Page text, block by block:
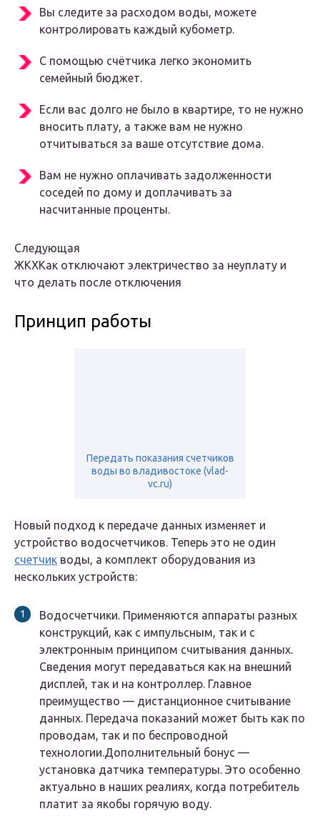
Вы следите за расходом воды, можете
контролировать каждый кубометр.
С помощью счётчика легко экономить
семейный бюджет.
Если вас долго не было в квартире, то не нужно
вносить плату, а также вам не нужно
отчитываться за ваше отсутствие дома.
Вам не нужно оплачивать задолженности
соседей по дому и доплачивать за
насчитанные проценты.
Следующая
ЖКХКак отключают электричество за неуплату и
что делать после отключения
Принцип работы
Передать показания счетчиков
воды во владивостоке (vlad-
vc.ru)
Новый подход к передаче данных изменяет и
устройство водосчетчиков. Теперь это не один
счетчик воды, а комплект оборудования из
нескольких устройств:
Водосчетчики. Применяются аппараты разных
конструкций, как с импульсным, так и с
электронным принципом считывания данных.
Сведения могут передаваться как на внешний
дисплей, так и на контроллер. Главное
преимущество — дистанционное считывание
данных. Передача показаний может быть как по
проводам, так и по беспроводной
технологии.Дополнительный бонус —
установка датчика температуры. Это особенно
актуально в наших реалиях, когда потребитель
платит за якобы горячую воду.